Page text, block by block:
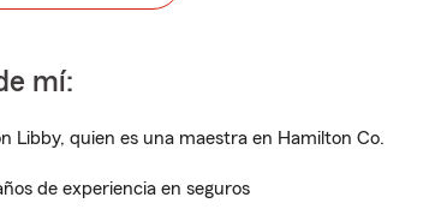
mí:
Libby, quien es una maestra en Hamilton Co.
de experiencia en seguros